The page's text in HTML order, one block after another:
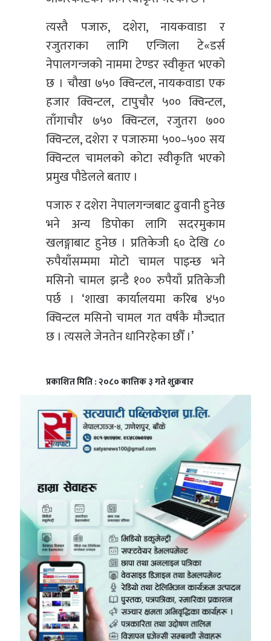
त्यस्तै पजारु, दशेरा, नायकवाडा र
रजुतराका लागि एन्जिला टे«डर्स
नेपालगन्जको नाममा टेण्डर स्वीकृत भएको
छ । चौखा ७५० क्विन्टल, नायकवाडा एक
हजार क्विन्टल, टापुचौर ५०० क्विन्टल,
ताँगाचौर ७५० क्विन्टल, रजुतरा ७००
क्विन्टल, दशेरा र पजारुमा ५००–५०० सय
क्विन्टल चामलको कोटा स्वीकृति भएको
प्रमुख पौडेलले बताए ।
पजारु र दशेरा नेपालगन्जबाट ढुवानी हुनेछ
भने अन्य डिपोका लागि सदरमुकाम
खलङ्गाबाट हुनेछ । प्रतिकेजी ६० देखि ८०
रुपैयाँसम्ममा मोटो चामल पाइन्छ भने
मसिनो चामल झन्डै १०० रुपैयाँ प्रतिकेजी
पर्छ । ‘शाखा कार्यालयमा करिब ४५०
क्विन्टल मसिनो चामल गत वर्षकै मौज्दात
छ । त्यसले जेनतेन धानिरहेका छौँ ।’
प्रकाशित मिति : २०८० कात्तिक ३ गते शुक्रबार